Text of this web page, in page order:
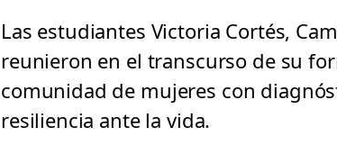
Las estudiantes Victoria Cortés,
reunieron en el transcurso de su
comunidad de mujeres con
resiliencia ante la vida.